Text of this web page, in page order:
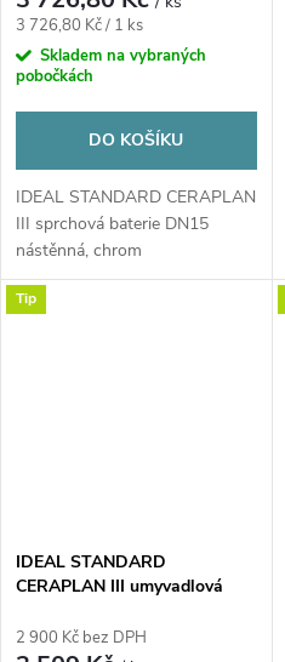
Měrná
cena:
3 726,80 Kč / 1 ks
Skladem na vybraných
pobočkách
DO KOŠÍKU
IDEAL STANDARD CERAPLAN
III sprchová baterie DN15
nástěnná, chrom
Tip
IDEAL STANDARD
CERAPLAN III umyvadlová
odtokovou soupravou, chrom
2 900 Kč bez DPH